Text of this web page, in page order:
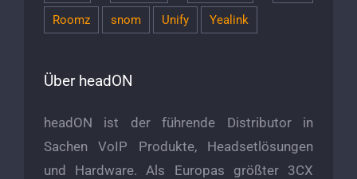
Roomz snom Unify Yealink
Über headON
headON ist der führende Distributor in
Sachen VoIP Produkte, Headsetlösungen
und Hardware. Als Europas größter 3CX